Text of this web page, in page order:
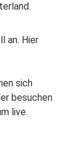
an. Hier
sich
besuchen
live.